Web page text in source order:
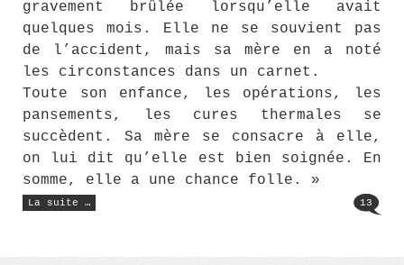
gravement brûlée lorsqu’elle avait
quelques mois. Elle ne se souvient pas
de l’accident, mais sa mère en a noté
les circonstances dans un carnet.
Toute son enfance, les opérations, les
pansements, les cures thermales se
succèdent. Sa mère se consacre à elle,
on lui dit qu’elle est bien soignée. En
somme, elle a une chance folle. »
La suite …
« Une
chance
13